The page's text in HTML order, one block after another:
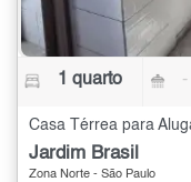
1 quarto
Casa Térrea para
Jardim Brasil
Zona Norte - São Paulo